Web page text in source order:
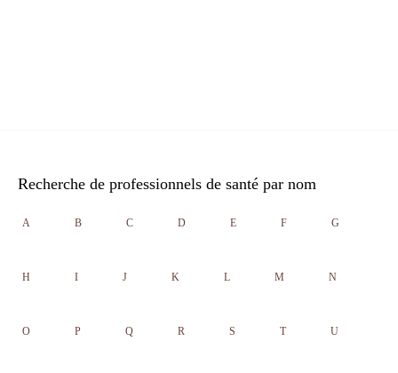
Recherche de professionnels de santé par nom
A B C D E F G
H I J K L M N
O P Q R S T U